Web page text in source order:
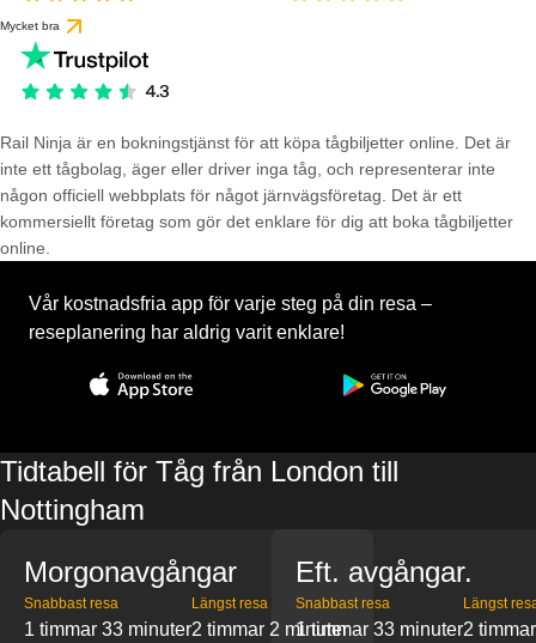
Mycket bra
Rail Ninja är en bokningstjänst för att köpa tågbiljetter online. Det är
inte ett tågbolag, äger eller driver inga tåg, och representerar inte
någon officiell webbplats för något järnvägsföretag. Det är ett
kommersiellt företag som gör det enklare för dig att boka tågbiljetter
online.
Vår kostnadsfria app för varje steg på din resa –
reseplanering har aldrig varit enklare!
Tidtabell för Tåg från London till
Nottingham
Morgonavgångar
Snabbast resa
1 timmar 33 minuter
Längst resa
2 timmar 2 minuter
Eft. avgångar.
Snabbast resa
1 timmar 33 minuter
Längst
2